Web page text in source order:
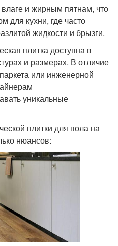
и жирным пятнам, что
для кухни, где часто
жидкости и брызги.
плитка доступна в
и размерах. В отличие
или инженерной
уникальные
плитки для пола на
нюансов: